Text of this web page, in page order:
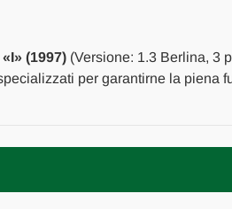
1998
A
2002
(1997)(Versione: 1.3 Berlina, 3
per garantirne la piena